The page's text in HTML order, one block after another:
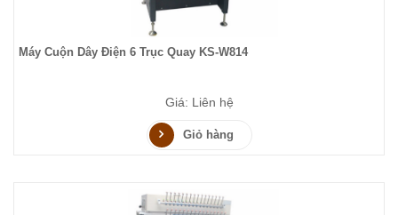
Máy Cuộn Dây Điện 6 Trục Quay KS-W814
Giá: Liên hệ
Giỏ hàng